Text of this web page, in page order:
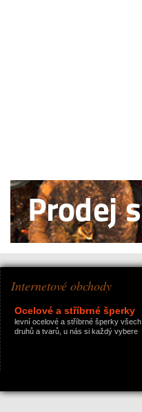
Internetové obchody
Ocelové a stříbrné šperky
levní ocelové a stříbrné šperky všech
druhů a tvarů, u nás si každý vybere